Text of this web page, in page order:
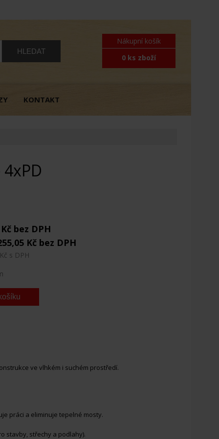
Nákupní košík
0 ks zboží
KONTAKT
bez DPH
Kč bez DPH
s DPH
ve vlhkém i suchém prostředí.
práci a eliminuje tepelné mosty.
stavby, střechy a podlahy).